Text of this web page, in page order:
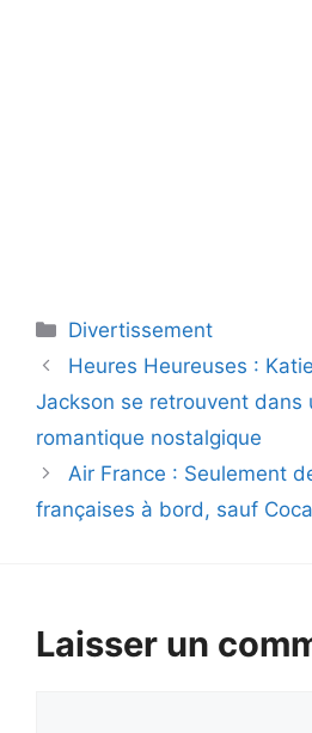
Catégories
Divertissement
Heures Heureuses :
Jackson se retrouvent dans
romantique nostalgique
Air France : Seulement
françaises à bord, sauf
Laisser un